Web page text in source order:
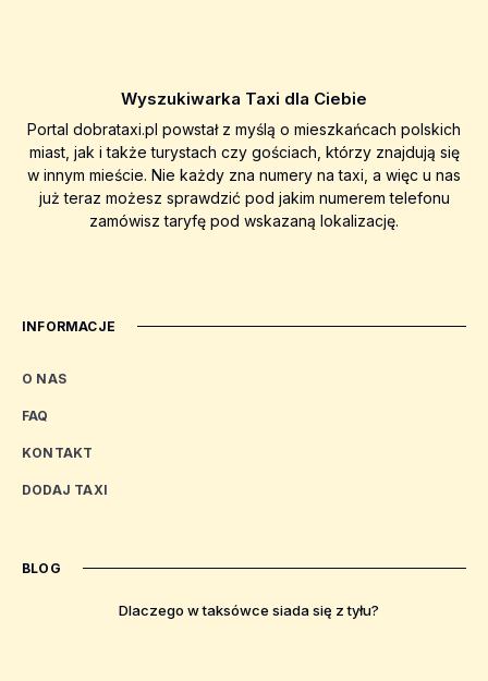
Wyszukiwarka Taxi dla Ciebie
Portal dobrataxi.pl powstał z myślą o mieszkańcach polskich
miast, jak i także turystach czy gościach, którzy znajdują się
w innym mieście. Nie każdy zna numery na taxi, a więc u nas
już teraz możesz sprawdzić pod jakim numerem telefonu
zamówisz taryfę pod wskazaną lokalizację.
INFORMACJE
O NAS
FAQ
KONTAKT
DODAJ TAXI
BLOG
Dlaczego w taksówce siada się z tyłu?